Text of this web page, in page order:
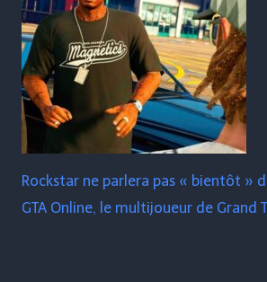
Rockstar ne parlera pas « bientôt »
GTA Online, le multijoueur de Grand